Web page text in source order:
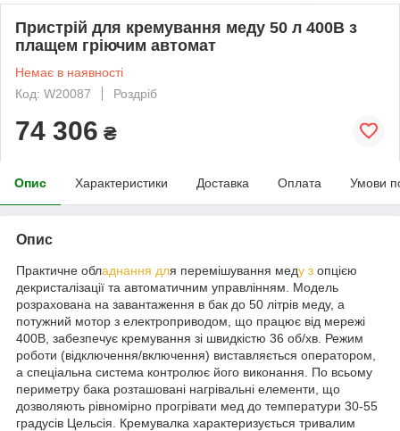
Пристрій для кремування меду 50 л 400В з
плащем гріючим автомат
Немає в наявності
Код: W20087
Роздріб
74 306 ₴
Опис Характеристики Доставка Оплата Умови
Опис
Практичне обладнання для перемішування меду з опцією
декристалізації та автоматичним управлінням. Модель
розрахована на завантаження в бак до 50 літрів меду, а
потужний мотор з електроприводом, що працює від мережі
400В, забезпечує кремування зі швидкістю 36 об/хв. Режим
роботи (відключення/включення) виставляється оператором,
а спеціальна система контролює його виконання. По всьому
периметру бака розташовані нагрівальні елементи, що
дозволяють рівномірно прогрівати мед до температури 30-55
градусів Цельсія. Кремувалка характеризується тривалим